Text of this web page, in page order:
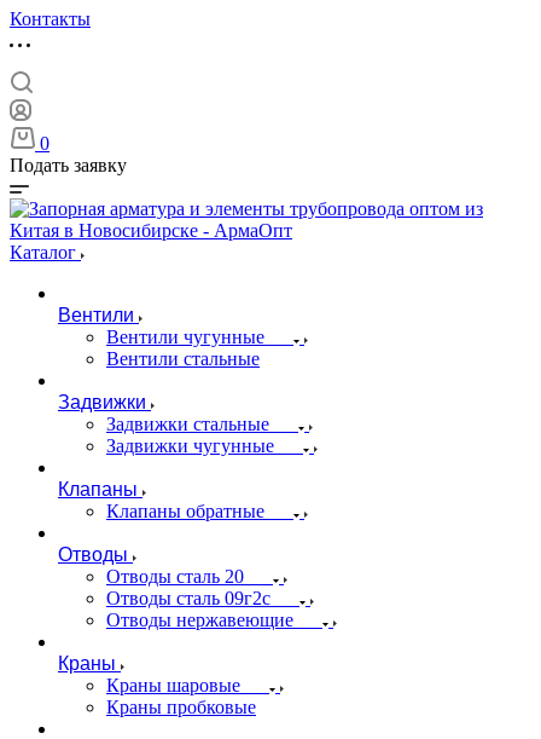
Контакты
0
Подать заявку
Каталог
Вентили
Вентили чугунные
Вентили стальные
Задвижки
Задвижки стальные
Задвижки чугунные
Клапаны
Клапаны обратные
Отводы
Отводы сталь 20
Отводы сталь 09г2с
Отводы нержавеющие
Краны
Краны шаровые
Краны пробковые